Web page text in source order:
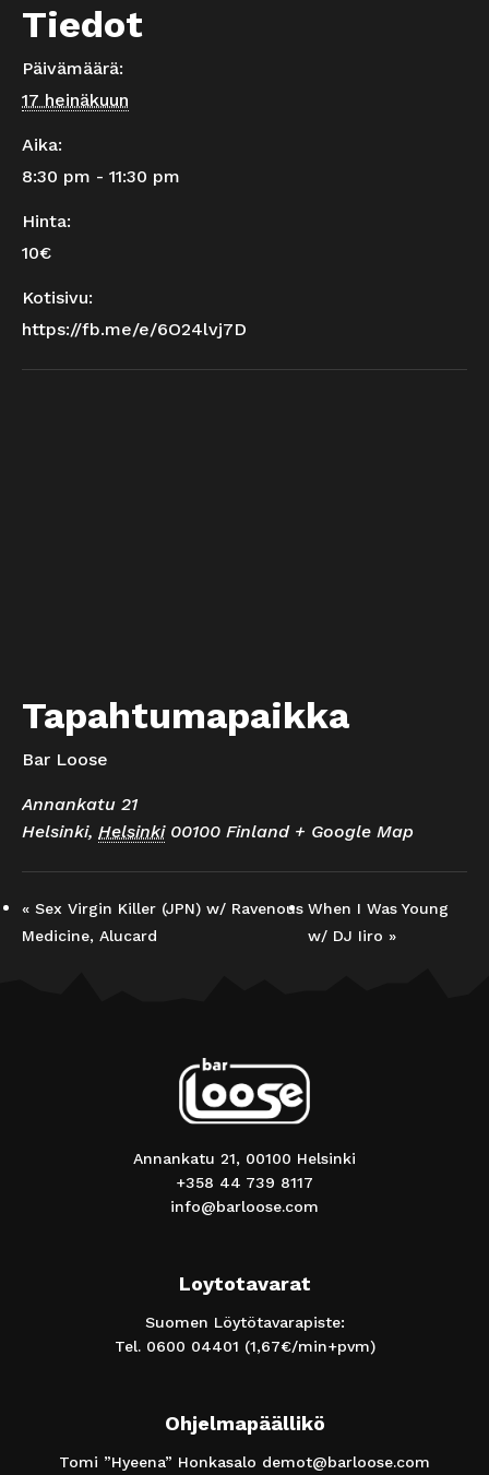
Tiedot
Päivämäärä:
17 heinäkuun
Aika:
8:30 pm - 11:30 pm
Hinta:
10€
Kotisivu:
https://fb.me/e/6O24lvj7D
Tapahtumapaikka
Bar Loose
Annankatu 21
Helsinki, Helsinki 00100 Finland + Google Map
« Sex Virgin Killer (JPN) w/ Ravenous
Medicine, Alucard
When I Was Young
w/ DJ Iiro »
Annankatu 21, 00100 Helsinki
+358 44 739 8117
info@barloose.com
Loytotavarat
Suomen Löytötavarapiste:
Tel. 0600 04401 (1,67€/min+pvm)
Ohjelmapäällikö
Tomi ”Hyeena” Honkasalo demot@barloose.com